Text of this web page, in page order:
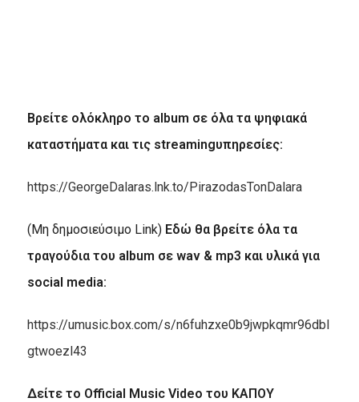
Βρείτε ολόκληρο το album σε όλα τα ψηφιακά
καταστήματα και τις streamingυπηρεσίες:
https://GeorgeDalaras.lnk.to/PirazodasTonDalara
(Μη δημοσιεύσιμο Link) Εδώ θα βρείτε όλα τα
τραγούδια του album σε wav& mp3 και υλικά για
social media:
https://umusic.box.com/s/n6fuhzxe0b9jwpkqmr96dbl
gtwoezl43
Δείτε το Official Music Video του ΚΑΠΟΥ